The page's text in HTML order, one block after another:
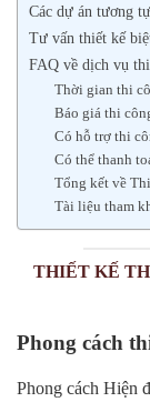
Các dự án tương
Tư vấn thiết kế
FAQ về dịch vụ
Thời gian thi
Báo giá thi
Có hỗ trợ thi
Có thể thanh
Tổng kết về
Tài liệu tham
THIẾT KẾ
Phong cách
Phong cách Hiện